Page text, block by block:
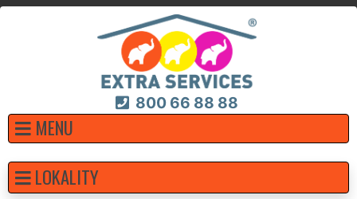
800 66 88 88
MENU
LOKALITY